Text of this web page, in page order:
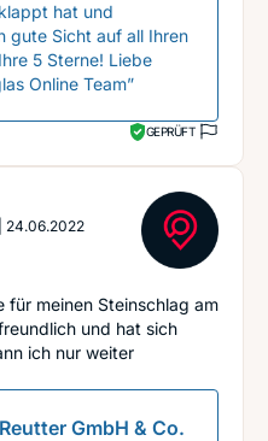
hat und
gute Sicht auf all Ihren
5 Sterne! Liebe
Online Team”
GEPRÜFT
24.06.2022
für meinen Steinschlag am
und hat sich
ich nur weiter
GmbH & Co.